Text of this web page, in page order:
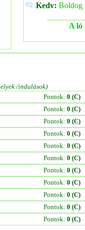
Kedv: Boldog
A ló
/indulások)
Pontok: 0 (C)
Pontok: 0 (C)
Pontok: 0 (C)
Pontok: 0 (C)
Pontok: 0 (C)
Pontok: 0 (C)
Pontok: 0 (C)
Pontok: 0 (C)
Pontok: 0 (C)
Pontok: 0 (C)
Pontok: 0 (C)